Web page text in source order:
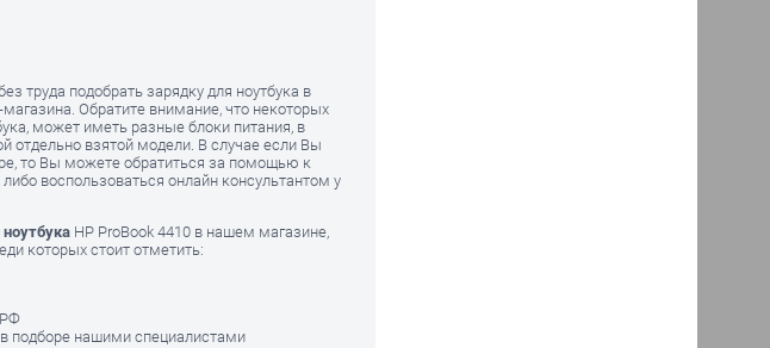
труда подобрать зарядку для ноутбука в
Обратите внимание, что некоторых
может иметь разные блоки питания, в
отдельно взятой модели. В случае если Вы
то Вы можете обратиться за помощью к
воспользоваться онлайн консультантом у
HP ProBook 4410 в нашем магазине,
которых стоит отметить:
РФ
подборе нашими специалистами